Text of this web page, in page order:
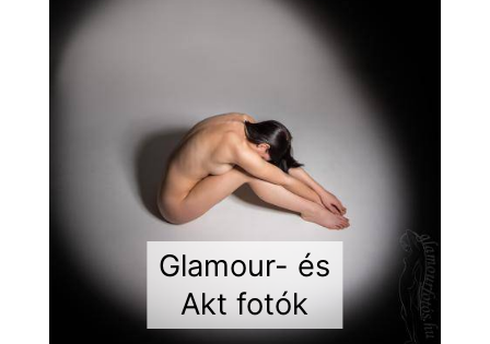
Glamour- és
Akt fotók